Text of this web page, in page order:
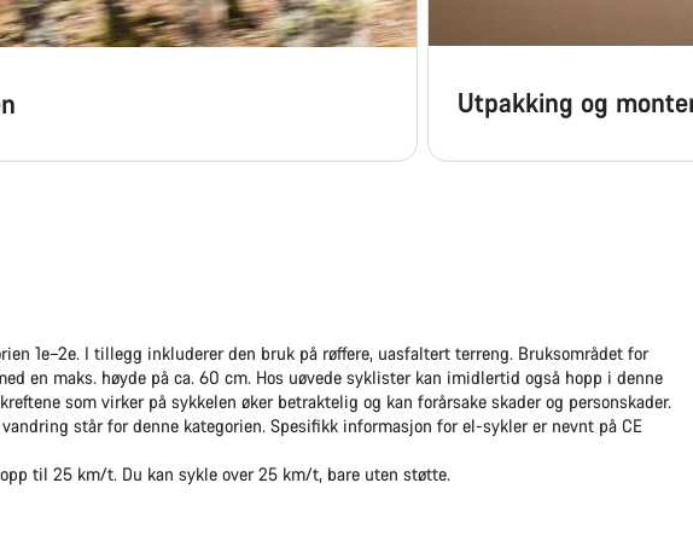
Utpakking og
1e–2e. I tillegg inkluderer den bruk på røffere, uasfaltert terreng. Bruksområdet for
en maks. høyde på ca. 60 cm. Hos uøvede syklister kan imidlertid også hopp i denne
som virker på sykkelen øker betraktelig og kan forårsake skader og personskader.
står for denne kategorien. Spesifikk informasjon for el-sykler er nevnt på CE
til 25 km/t. Du kan sykle over 25 km/t, bare uten støtte.